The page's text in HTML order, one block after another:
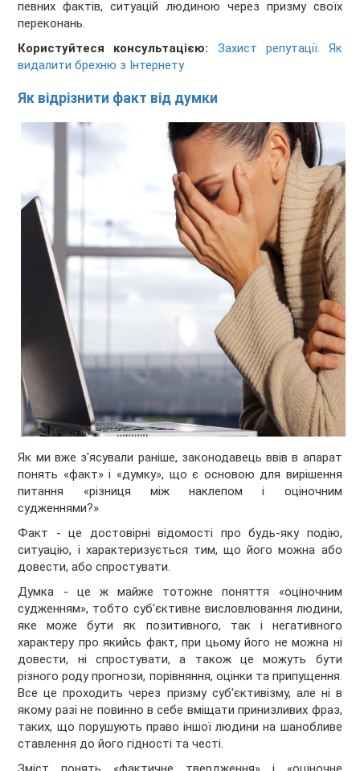
певних фактів, ситуацій людиною через призму своїх
переконань.
Користуйтеся консультацією:
Захист репутації. Як
видалити брехню з Інтернету
Як відрізнити факт від думки
Як ми вже з'ясували раніше, законодавець ввів в апарат
понять «факт» і «думку», що є основою для вирішення
питання «різниця між наклепом і оціночним
судженнями?»
Факт - це достовірні відомості про будь-яку подію,
ситуацію, і характеризується тим, що його можна або
довести, або спростувати.
Думка - це ж майже тотожне поняття «оціночним
судженням», тобто суб'єктивне висловлювання людини,
яке може бути як позитивного, так і негативного
характеру про якийсь факт, при цьому його не можна ні
довести, ні спростувати, а також це можуть бути
різного роду прогнози, порівняння, оцінки та припущення.
Все це проходить через призму суб'єктивізму, але ні в
якому разі не повинно в себе вміщати принизливих фраз,
таких, що порушують право іншої людини на шанобливе
ставлення до його гідності та честі.